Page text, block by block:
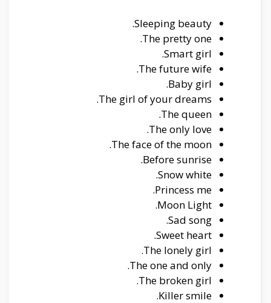
Sleeping beauty.
The pretty one.
Smart girl.
The future wife.
Baby girl.
The girl of your dreams.
The queen.
The only love.
The face of the moon.
Before sunrise.
Snow white.
Princess me.
Moon Light.
Sad song.
Sweet heart.
The lonely girl.
The one and only.
The broken girl.
Killer smile.